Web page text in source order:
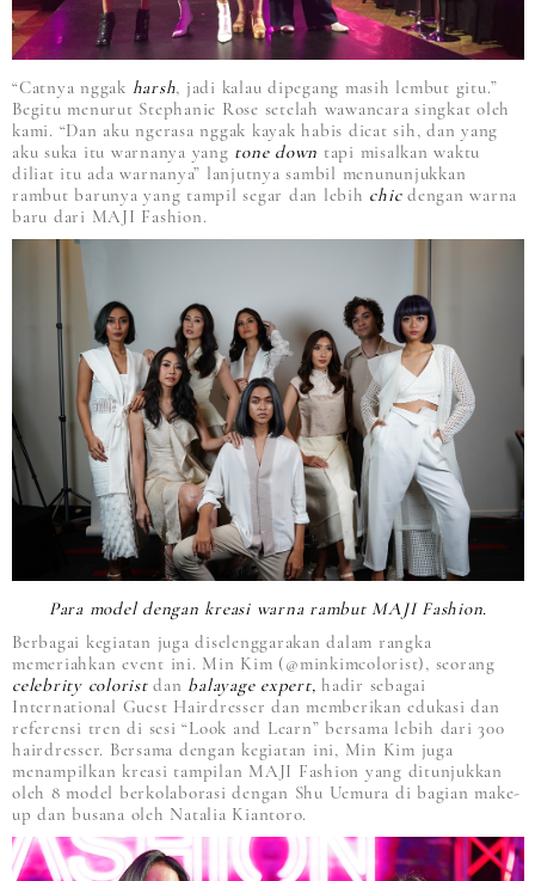
“Catnya nggak harsh, jadi kalau dipegang masih lembut gitu.”
Begitu menurut Stephanie Rose setelah wawancara singkat oleh
kami. “Dan aku ngerasa nggak kayak habis dicat sih, dan yang
aku suka itu warnanya yang tone down tapi misalkan waktu
diliat itu ada warnanya” lanjutnya sambil menununjukkan
rambut barunya yang tampil segar dan lebih chic dengan warna
baru dari MAJI Fashion.
Para model dengan kreasi warna rambut MAJI Fashion.
Berbagai kegiatan juga diselenggarakan dalam rangka
memeriahkan event ini. Min Kim (@minkimcolorist), seorang
celebrity coloristdanbalayage expert, hadir sebagai
International Guest Hairdresser dan memberikan edukasi dan
referensi tren di sesi “Look and Learn” bersama lebih dari 300
hairdresser. Bersama dengan kegiatan ini, Min Kim juga
menampilkan kreasi tampilan MAJI Fashion yang ditunjukkan
oleh 8 model berkolaborasi dengan Shu Uemura di bagian make-
up dan busana oleh Natalia Kiantoro.